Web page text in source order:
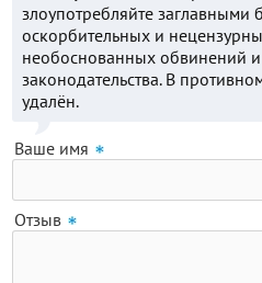
злоупотребляйте заглавными
оскорбительных и
необоснованных обвинений
законодательства. В
удалён.
Ваше имя
Отзыв